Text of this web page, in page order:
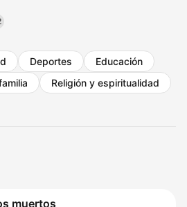
Deportes
Educación
Religión y espiritualidad
muertos